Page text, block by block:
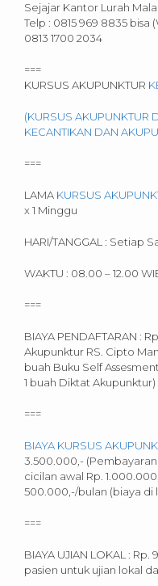
Sejajar Kantor Lurah
Telp : 0815 969 8835 bisa
0813 1700 2034
===
KURSUS AKUPUNKTUR
(KURSUS AKUPUNKTUR
KECANTIKAN DAN
===
LAMA KURSUS
x 1 Minggu
HARI/TANGGAL : Setiap
WAKTU : 08.00 – 12.00
===
BIAYA PENDAFTARAN :
Akupunktur RS. Cipto
buah Buku Self
1 buah Diktat Akupunktur)
===
BIAYA KURSUS
3.500.000,-
cicilan awal Rp.
500.000,-/bulan (biaya di
===
BIAYA UJIAN LOKAL :
pasien untuk ujian lokal